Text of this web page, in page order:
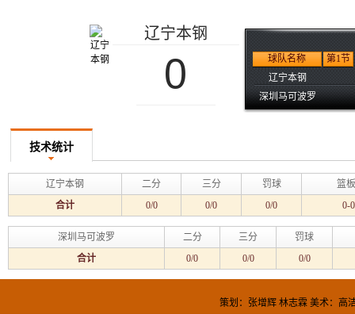
辽宁本钢
0 球队名称
第1节
辽宁本钢
深圳马可波罗
技术统计
辽宁本钢 二分 三分 罚球
篮
合计
0/0 0/0 0/0 0-
深圳马可波罗 二分 三分
罚球
合计
0/0 0/0 0/0
策划：张增辉 林志霖 美术：